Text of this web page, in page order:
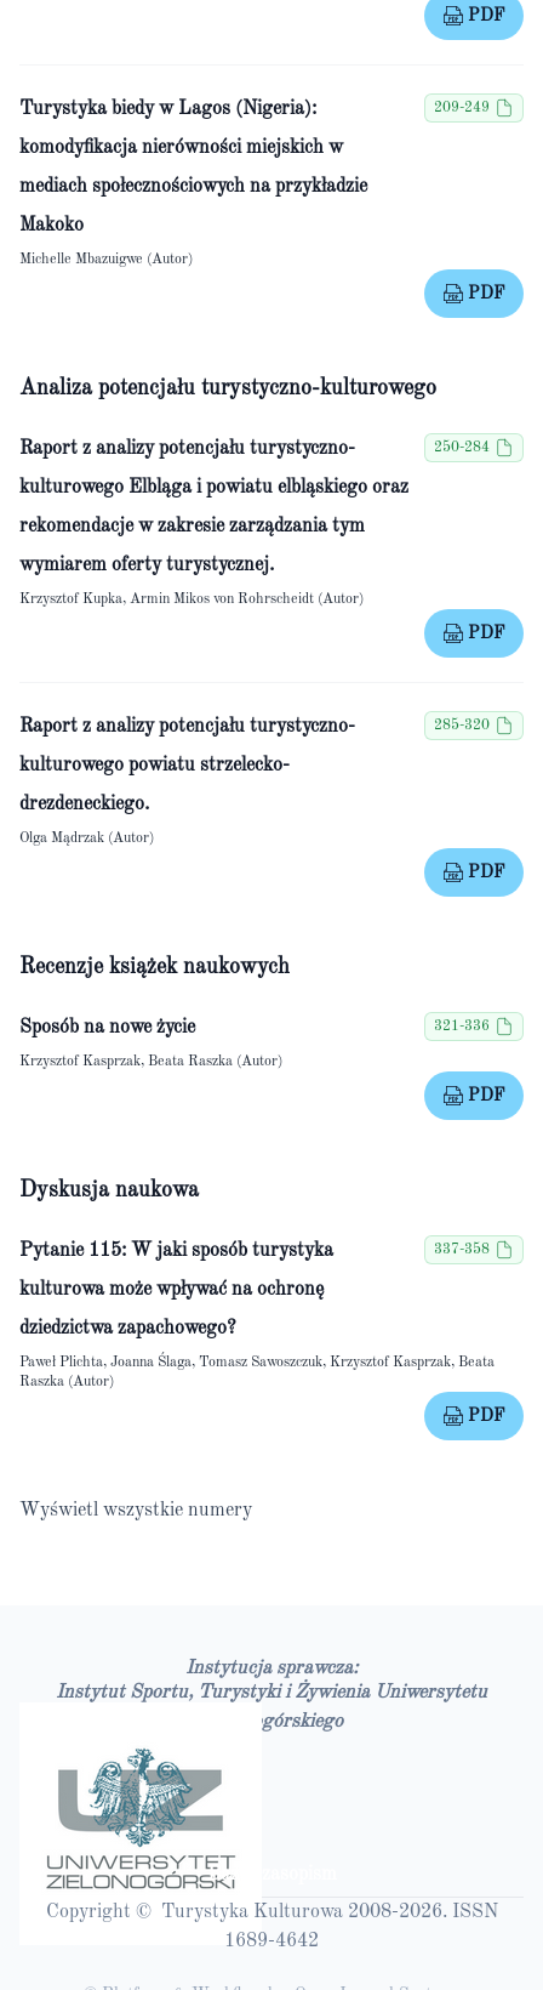
PDF
Turystyka biedy w Lagos (Nigeria):
komodyfikacja nierówności miejskich w
mediach społecznościowych na przykładzie
Makoko
209-249
Michelle Mbazuigwe (Autor)
PDF
Analiza potencjału turystyczno-kulturowego
Raport z analizy potencjału turystyczno-
kulturowego Elbląga i powiatu elbląskiego oraz
rekomendacje w zakresie zarządzania tym
wymiarem oferty turystycznej.
250-284
Krzysztof Kupka, Armin Mikos von Rohrscheidt (Autor)
PDF
Raport z analizy potencjału turystyczno-
kulturowego powiatu strzelecko-
drezdeneckiego.
285-320
Olga Mądrzak (Autor)
PDF
Recenzje książek naukowych
Sposób na nowe życie 321-336
Krzysztof Kasprzak, Beata Raszka (Autor)
PDF
Dyskusja naukowa
Pytanie 115: W jaki sposób turystyka
kulturowa może wpływać na ochronę
dziedzictwa zapachowego?
337-358
Paweł Plichta, Joanna Ślaga, Tomasz Sawoszczuk, Krzysztof Kasprzak, Beata
Raszka (Autor)
PDF
Wyświetl wszystkie numery
Instytucja sprawcza:
Instytut Sportu, Turystyki i Żywienia Uniwersytetu
Zielonogórskiego
Bazy czasopism
Copyright © Turystyka Kulturowa 2008-2026. ISSN
1689-4642